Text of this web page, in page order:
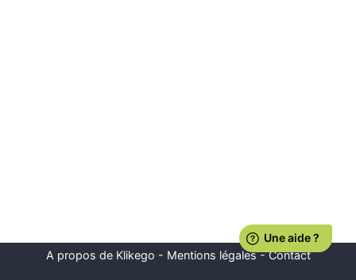
A propos de Klikego - Mentions légales-Contact